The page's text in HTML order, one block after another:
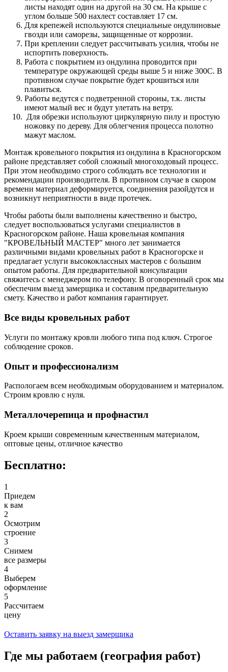
листы находят один на другой на 30 см. На крыше с
углом больше 500 нахлест составляет 17 см.
Для крепежей используются специальные ондулиновые
гвозди или саморезы, защищенные от коррозии.
При креплении следует рассчитывать усилия, чтобы не
испортить поверхность.
Работа с покрытием из ондулина проводится при
температуре окружающей среды выше 5 и ниже 300С. В
противном случае покрытие будет крошиться или
плавиться.
Работы ведутся с подветренной стороны, т.к. листы
имеют малый вес и будут улетать на ветру.
Для обрезки используют циркулярную пилу и простую
ножовку по дереву. Для облегчения процесса полотно
мажут маслом.
Монтаж кровельного покрытия из ондулина в Красногорском
районе представляет собой сложный многоходовый процесс.
При этом необходимо строго соблюдать все технологии и
рекомендации производителя. В противном случае в скором
времени материал деформируется, соединения разойдутся и
возникнут неприятности в виде протечек.
Чтобы работы были выполнены качественно и быстро,
следует воспользоваться услугами специалистов в
Красногорском районе. Наша кровельная компания
"КРОВЕЛЬНЫЙ МАСТЕР" много лет занимается
различными видами кровельных работ в Красногорске и
предлагает услуги высококлассных мастеров с большим
опытом работы. Для предварительной консультации
свяжитесь с менеджером по телефону. В оговоренный срок мы
обеспечим выезд замерщика и составим предварительную
смету. Качество и работ компания гарантирует.
Все виды кровельных работ
Услуги по монтажу кровли любого типа под ключ. Строгое
соблюдение сроков.
Опыт и профессионализм
Распологаем всем необходимым оборудованием и материалом.
Строим кровлю с нуля.
Металлочерепица и профнастил
Кроем крыши современным качественным материалом,
оптовые цены, отличное качество
Бесплатно:
1
Приедем
к вам
2
Осмотрим
строение
3
Снимем
все размеры
4
Выберем
оформление
5
Рассчитаем
цену
Оставить заявку на выезд замерщика
Где мы работаем (география работ)